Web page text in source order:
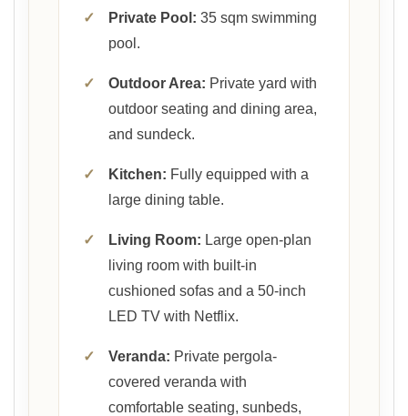
✓ Private Pool: 35 sqm swimming
pool.
✓ Outdoor Area: Private yard with
outdoor seating and dining area,
and sundeck.
✓ Kitchen: Fully equipped with a
large dining table.
✓ Living Room: Large open-plan
living room with built-in
cushioned sofas and a 50-inch
LED TV with Netflix.
✓ Veranda: Private pergola-
covered veranda with
comfortable seating, sunbeds,